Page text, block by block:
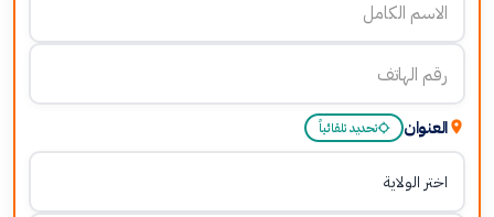
العنوان تحديد تلقائياً